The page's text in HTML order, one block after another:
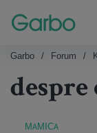
Garbo Forum
MAMICA